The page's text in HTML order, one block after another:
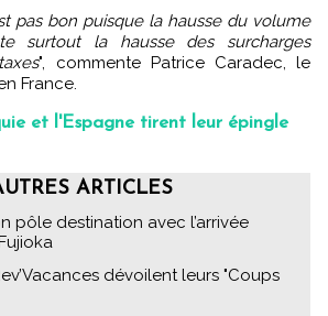
pas bon puisque la hausse du volume
surtout la hausse des surcharges
", commente Patrice Caradec, le
France.
et l'Espagne tirent leur épingle
ARTICLES
pôle destination avec l’arrivée
dévoilent leurs "Coups